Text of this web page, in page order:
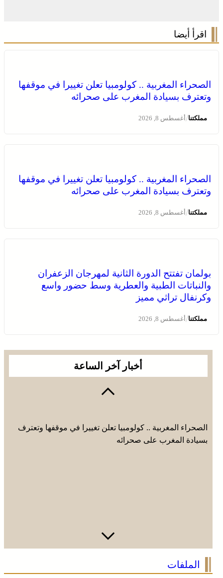
اقرأ أيضا
الصحراء المغربية .. كولومبيا تعلن تغييرا في موقفها
وتعترف بسيادة المغرب على صحرائه
مملكتنا/أغسطس 8, 2026
الصحراء المغربية .. كولومبيا تعلن تغييرا في موقفها
وتعترف بسيادة المغرب على صحرائه
مملكتنا/أغسطس 8, 2026
بولمان تفتتح الدورة الثانية لمهرجان الزعفران
والنباتات الطبية والعطرية وسط حضور واسع
وكرنفال تراثي مميز
مملكتنا/أغسطس 8, 2026
أخبار آخر الساعة
الطبية والعطرية وسط حضور واسع وكرنفال تراثي مميز
الصحراء المغربية .. كولومبيا تعلن تغييرا في موقفها وتعترف
الصحراء المغربية .. كولومبيا تعلن تغييرا في موقفها وتعترف
بسيادة المغرب على صحرائه
بولمان تفتتح الدورة الثانية لمهرجان الزعفران والنباتات
الطبية والعطرية وسط حضور واسع وكرنفال تراثي مميز
الملفات